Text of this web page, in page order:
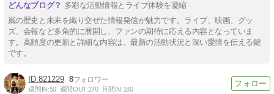
多彩な活動情報とライブ体験を凝縮
嵐の歴史と未来を織り交ぜた情報発信が魅力です。ライブ、映画、グッ
ズ、会報など多角的に展開し、ファンの期待に応える内容となっていま
す。高頻度の更新と詳細な内容は、最新の活動状況と深い愛情を伝える鍵
です。
821229 8
週間IN:50 週間OUT:270 月間IN:180